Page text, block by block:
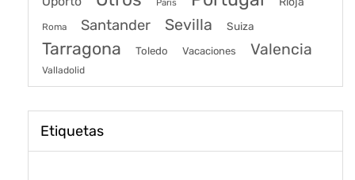
Roma Santander Sevilla Suiza
Tarragona Toledo Vacaciones Valencia
Valladolid
Etiquetas